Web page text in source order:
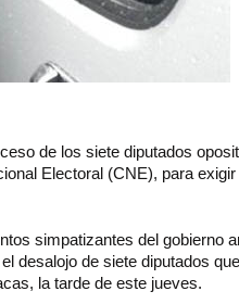
de los siete diputados
Electoral (CNE), para exigir
simpatizantes del gobierno
desalojo de siete diputados
la tarde de este jueves.